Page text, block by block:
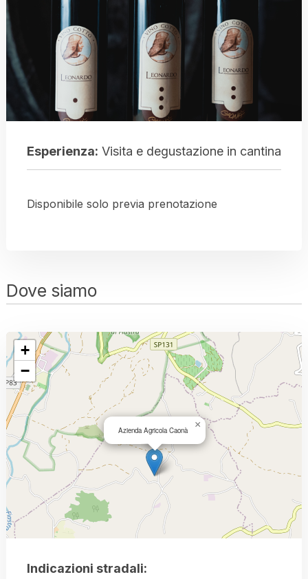
Esperienza: Visita e degustazione in cantina
Disponibile solo previa prenotazione
Dove siamo
Azienda Agricola Caonà ×
+
−
Indicazioni stradali: